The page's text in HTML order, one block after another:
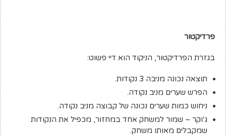
פרדיקטור
בגזרת הפרדיקטור, הניקוד הוא דיי פשוט:
תוצאה נכונה מניבה 3 נקודות.
הפרש שערים מניב נקודה.
ניחוש כמות שערים נכונה של קבוצה מניב נקודה.
ג'וקר – שמור למשחק אחד במחזור, מכפיל את הנקודות
שמקבלים מאותו משחק.